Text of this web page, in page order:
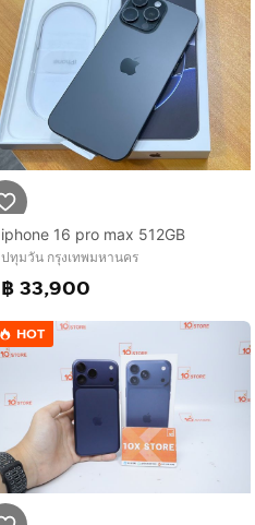
iphone 16 pro max 512GB
ปทุมวัน กรุงเทพมหานคร
฿ 33,900
HOT